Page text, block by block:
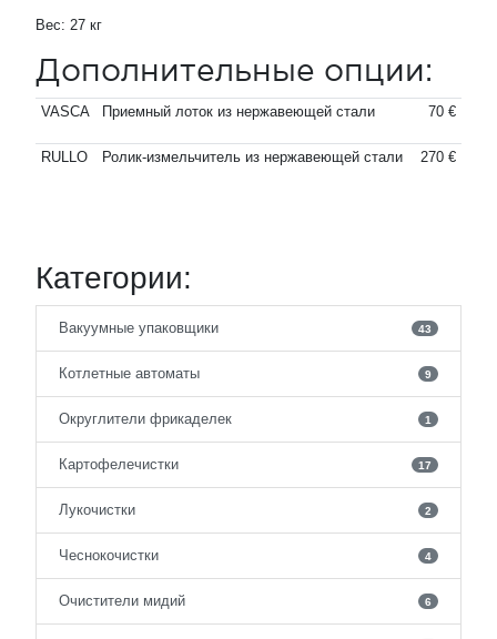
Вес: 27 кг
Дополнительные опции:
VASCA Приемный лоток из нержавеющей стали 70 €
RULLO Ролик-измельчитель из нержавеющей стали 270 €
Категории:
Вакуумные упаковщики 43
Котлетные автоматы 9
Округлители фрикаделек 1
Картофелечистки 17
Лукочистки 2
Чеснокочистки 4
Очистители мидий 6